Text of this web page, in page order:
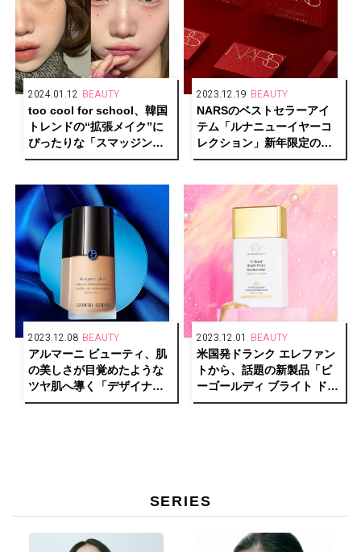
2024.01.12 BEAUTY
too cool for school、韓国
トレンドの“拡張メイク”に
ぴったりな「スマッジング
アンダーライナー」発売開
2023.12.19 BEAUTY
NARSのベストセラーアイ
テム「ルナニューイヤーコ
レクション」新年限定の赤
パッケージで発売
2023.12.08 BEAUTY
アルマーニ ビューティ、肌
の美しさが目覚めたような
ツヤ肌へ導く「デザイナー
グロー ファンデーション」
2023.12.01 BEAUTY
米国発ドランク エレファン
トから、話題の新製品「ビ
ーゴールディ ブライト ドロ
ップス」が発売
SERIES